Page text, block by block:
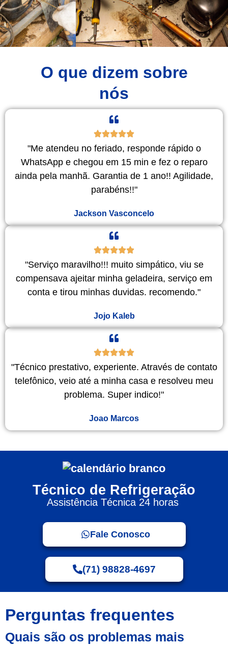
O que dizem sobre
nós
"Me atendeu no feriado, responde rápido o
WhatsApp e chegou em 15 min e fez o reparo
ainda pela manhã. Garantia de 1 ano!! Agilidade,
parabéns!!"
Jackson Vasconcelo
"Serviço maravilho!!! muito simpático, viu se
compensava ajeitar minha geladeira, serviço em
conta e tirou minhas duvidas. recomendo."
Jojo Kaleb
"Técnico prestativo, experiente. Através de contato
telefônico, veio até a minha casa e resolveu meu
problema. Super indico!"
Joao Marcos
Técnico de Refrigeração
Assistência Técnica 24 horas
Fale Conosco
(71) 98828-4697
Perguntas frequentes
Quais são os problemas mais